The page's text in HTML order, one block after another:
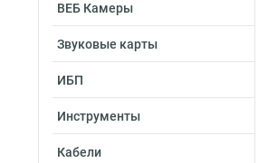
ВЕБ Камеры
Звуковые карты
ИБП
Инструменты
Кабели